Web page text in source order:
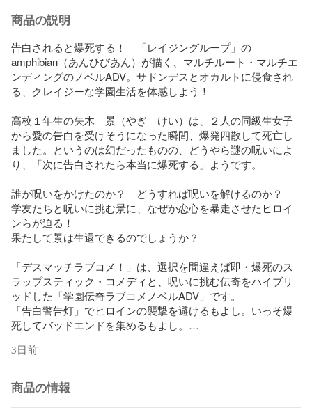
商品の説明
告白されると爆死する！　「レイジングループ」の
amphibian（あんひびあん）が描く、マルチルート・マルチエ
ンディングのノベルADV。サドンデスとオカルトに侵食され
る、クレイジーな学園生活を体感しよう！
高校１年生の矢木　景（やぎ　けい）は、２人の同級生女子
から愛の告白を受けそうになった瞬間、爆発四散して死亡し
ました。というのは幻だったものの、どうやら謎の呪いによ
り、「次に告白されたら本当に爆死する」ようです。
誰が呪いをかけたのか？　どうすれば呪いを解けるのか？
学友たちと呪いに挑む景に、なぜか恋心を暴走させたヒロイ
ンらが迫る！
果たして景は生還できるのでしょうか？
「デスマッチラブコメ！」は、選択を間違えば即・爆死のス
ラップスティック・コメディと、呪いに挑む伝奇をハイブリ
ッドした「学園伝奇ラブコメノベルADV」です。
「告白警告灯」でヒロインの襲撃を避けるもよし。いっそ爆
死してバッドエンドを集めるもよし。
の狂騒曲をお楽しみください。
【商品の状態】
新品未開封
3日前
商品の情報